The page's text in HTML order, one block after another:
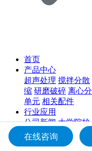
首页
产品中心
超声处理 搅拌分散
缩 研磨破碎 离心
单元 相关配件
行业应用
公司新闻 大学院校
新闻动态
公司新闻
在线咨询